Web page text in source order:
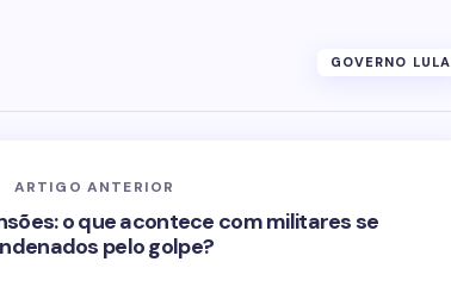
GOVERNO LULA
ARTIGO ANTERIOR
o que acontece com militares se
pelo golpe?